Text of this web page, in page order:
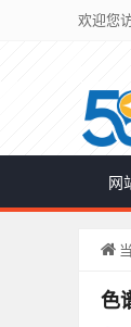
欢迎您
网
色